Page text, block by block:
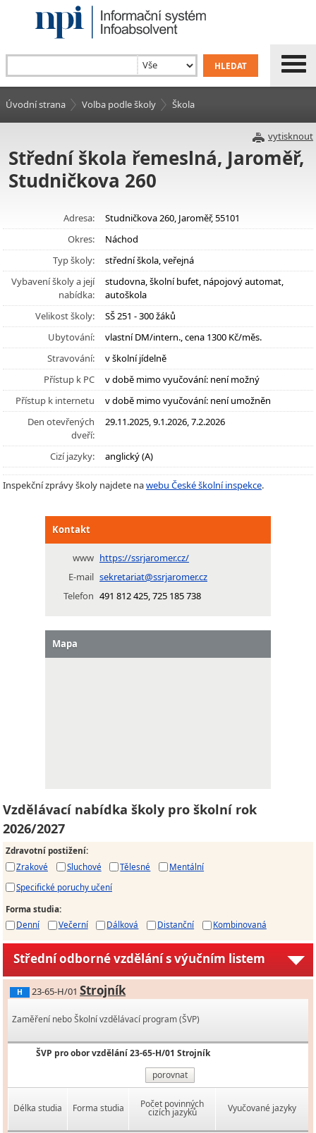
Úvodní strana Volba podle školy Škola
vytisknout
Střední škola řemeslná, Jaroměř,
Studničkova 260
Adresa:
Studničkova 260, Jaroměř, 55101
Okres:
Náchod
Typ školy:
střední škola, veřejná
Vybavení školy a její
nabídka:
studovna, školní bufet, nápojový automat,
autoškola
Velikost školy:
SŠ 251 - 300 žáků
Ubytování:
vlastní DM/intern., cena 1300 Kč/měs.
Stravování:
v školní jídelně
Přístup k PC
v době mimo vyučování: není možný
Přístup k internetu
v době mimo vyučování: není umožněn
Den otevřených
dveří:
29.11.2025, 9.1.2026, 7.2.2026
Cizí jazyky: anglický (A)
Inspekční zprávy školy najdete nawebu České školní inspekce.
Kontakt
www https://ssrjaromer.cz/
E-mail sekretariat@ssrjaromer.cz
Telefon 491 812 425, 725 185 738
Mapa
Vzdělávací nabídka školy pro školní rok
2026/2027
Zdravotní postižení:
Zrakové
Sluchové Tělesné
Mentální
Specifické poruchy učení
Forma studia:
Denní
Večerní Dálková Distanční Kombinovaná
Střední odborné vzdělání s výučním listem
H 23-65-H/01 Strojník
Zaměření nebo Školní vzdělávací program (ŠVP)
ŠVP pro obor vzdělání 23-65-H/01 Strojník
porovnat
Délka studia Forma studia Počet povinných
cizích jazyků Vyučované jazyky